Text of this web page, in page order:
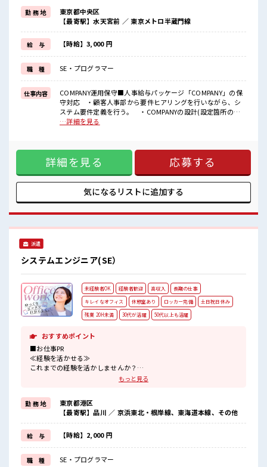
≪ちょっとの残業で収入アップ≫
残業は月20時間未満で、
ほどよく稼げます♪
≪週休2日制≫
週末は家族や友人と一緒にプライベート満喫！
≪髪型自由≫
基本的に髪色自由で明るすぎたり奇抜でなければOKです！
(規定有)≪自分に向いている仕事が探せる≫
困った事などがあれば、
担当がしっかりサポートします！
■職場の雰囲気
明るすぎたり奇抜過ぎなければヘアカラーOK！
私物の置きすぎには注意が必要ですね★
程よく残業あり！
勤 務 地
東京都中央区
【最寄駅】水天宮前 ／ 東京メトロ半蔵門線
給 与 【時給】3,000 円
職 種 SE・プログラマー
仕事内容
COMPANY運用保守■人事給与パッケージ「COMPANY」の保
守対応 ・顧客人事部から要件ヒアリングを行いながら、シ
ステム要件定義を行う。 ・COMPANYの設計(設定箇所の洗
い出しや、設定内容の決定)を行う。 ・COMPANYでの設定
ませんか？ ブランクがあっても大丈夫♪ 経験はちょっとだ
け…という方もOK！ ≪ちょっとの残業で収入アップ≫ 残業
は月20時間未満で、 ほどよく稼げます♪ ≪週休2日制≫ 週末
は家族や友人と一緒にプライベート満喫！ ≪髪型自由≫ 基本
的に髪色自由で明るすぎたり奇抜でなければOKです！ (規定
有)≪自分に向いている仕事が探せる≫ 困った事などがあれ
ぎたり奇抜過ぎなければヘアカラーOK！ 休憩室完備でランチ
や休憩も充実しそう♪ 職場にはロッカー完備！ 私物の置きす
…詳細を見る
詳細を見る 応募する
気になるリストに追加する
派遣
システムエンジニア(SE）
未経験者OK 経験者歓迎 高収入
長期の仕事
キレイなオフィス
休憩室あり ロッカー完備
土日祝日休み
残業 20H未満
30代が活躍 50代以上も活躍
おすすめポイント
■お仕事PR
≪経験を活かせる≫
これまでの経験を活かしませんか？
≪1日1時間程の残業で収入アップ≫
残業は月20時間未満で、
ほどよく稼げます♪
≪完全週休二日制≫
週末は家族や友人と一緒にプライベート満喫！
≪収入アップを目指せる≫
高時給だらけの派遣のお仕事です！
もっと見る
勤 務 地
東京都港区
【最寄駅】品川 ／ 京浜東北・根岸線、東海道本線、その他
給 与 【時給】2,000 円
職 種 SE・プログラマー